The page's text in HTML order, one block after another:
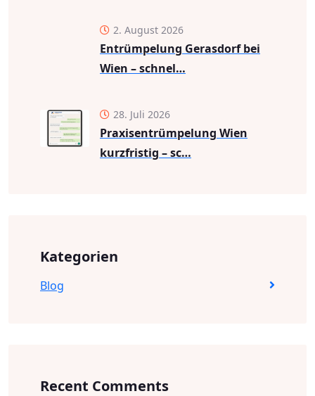
Entrümpelung Gerasdorf bei
Wien – schnel…
2. August 2026
Praxisentrümpelung Wien
kurzfristig – sc…
28. Juli 2026
Kategorien
Blog
Recent Comments